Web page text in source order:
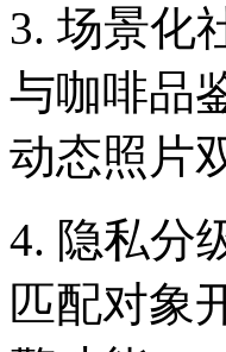
3. 场景化
与咖啡品
动态照片
4. 隐私分
匹配对象